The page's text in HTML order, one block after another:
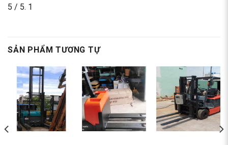
5 / 5. 1
SẢN PHẨM TƯƠNG TỰ